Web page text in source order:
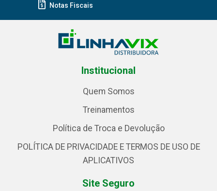
Notas Fiscais
Institucional
Quem Somos
Treinamentos
Política de Troca e Devolução
POLÍTICA DE PRIVACIDADE E TERMOS DE USO DE
APLICATIVOS
Site Seguro